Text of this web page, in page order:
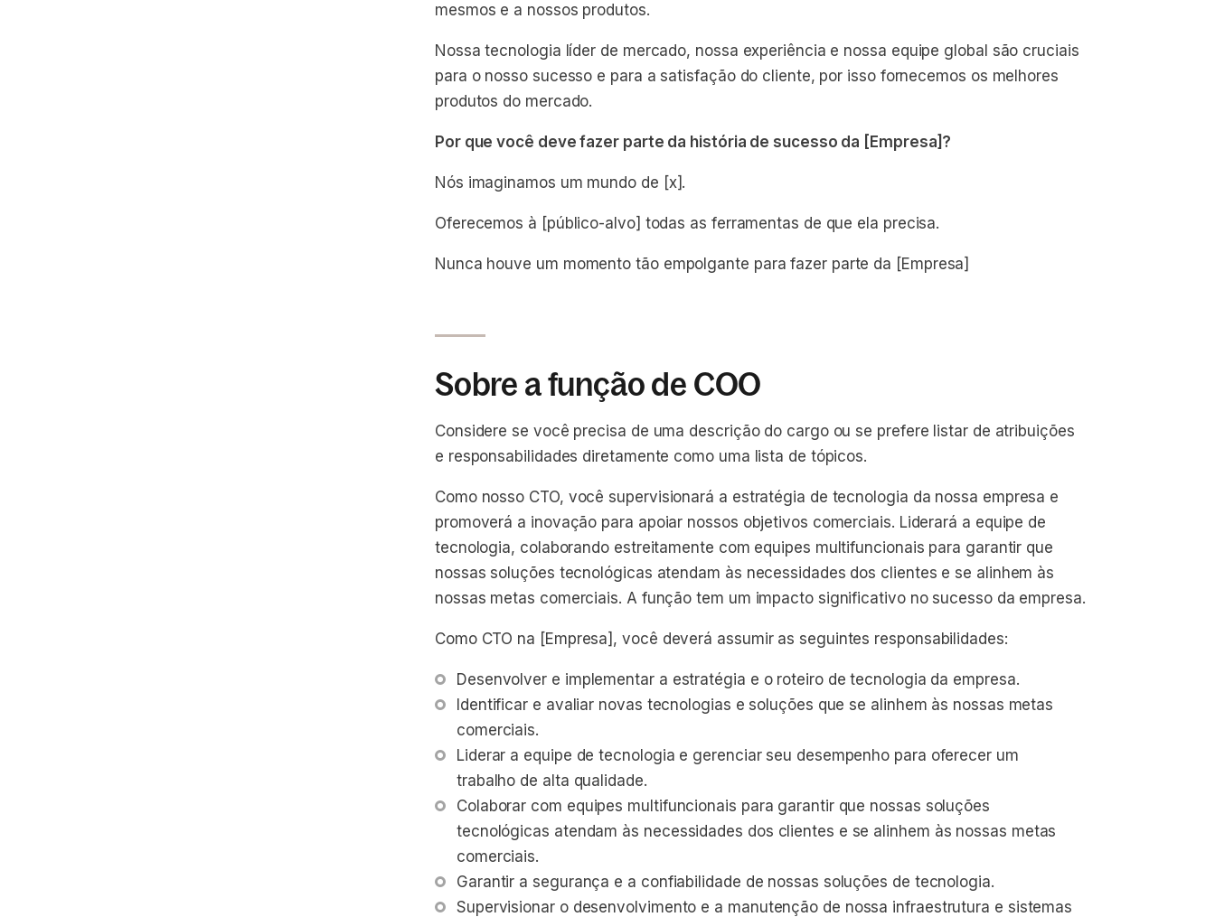
mesmos e a nossos produtos.
Nossa tecnologia líder de mercado, nossa experiência e nossa equipe global são cruciais
para o nosso sucesso e para a satisfação do cliente, por isso fornecemos os melhores
produtos do mercado.
Por que você deve fazer parte da história de sucesso da [Empresa]?
Nós imaginamos um mundo de [x].
Oferecemos à [público-alvo] todas as ferramentas de que ela precisa.
Nunca houve um momento tão empolgante para fazer parte da [Empresa]
Sobre a função de COO
Considere se você precisa de uma descrição do cargo ou se prefere listar de atribuições
e responsabilidades diretamente como uma lista de tópicos.
Como nosso CTO, você supervisionará a estratégia de tecnologia da nossa empresa e
promoverá a inovação para apoiar nossos objetivos comerciais. Liderará a equipe de
tecnologia, colaborando estreitamente com equipes multifuncionais para garantir que
nossas soluções tecnológicas atendam às necessidades dos clientes e se alinhem às
nossas metas comerciais. A função tem um impacto significativo no sucesso da empresa.
Como CTO na [Empresa], você deverá assumir as seguintes responsabilidades:
Desenvolver e implementar a estratégia e o roteiro de tecnologia da empresa.
Identificar e avaliar novas tecnologias e soluções que se alinhem às nossas metas
comerciais.
Liderar a equipe de tecnologia e gerenciar seu desempenho para oferecer um
trabalho de alta qualidade.
Colaborar com equipes multifuncionais para garantir que nossas soluções
tecnológicas atendam às necessidades dos clientes e se alinhem às nossas metas
comerciais.
Garantir a segurança e a confiabilidade de nossas soluções de tecnologia.
Supervisionar o desenvolvimento e a manutenção de nossa infraestrutura e sistemas